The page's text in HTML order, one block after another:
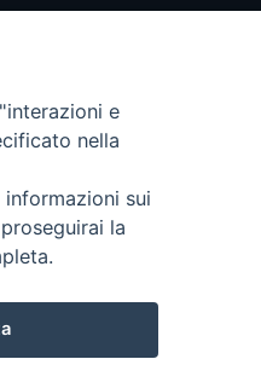
e
nella
sui
la